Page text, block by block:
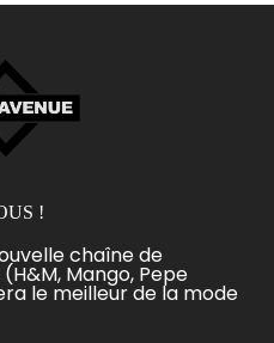
!
chaîne de
Mango, Pepe
le meilleur de la mode